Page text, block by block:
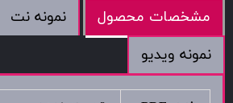
مشخصات محصول
نمونه نت
نمونه ویدیو